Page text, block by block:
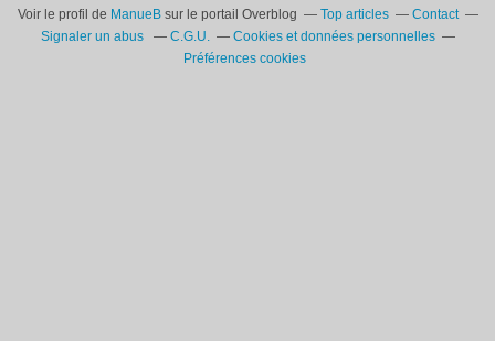
Voir le profil de ManueBsur le portail Overblog Top articles
Contact
Signaler un abus
C.G.U.
Cookies et données personnelles
Préférences cookies